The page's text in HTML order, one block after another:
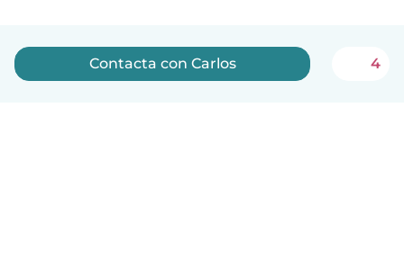
Contacta con Carlos 4